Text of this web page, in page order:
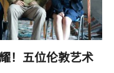
！五位伦敦艺术